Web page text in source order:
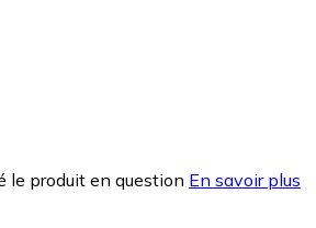
le produit en question En savoir plus